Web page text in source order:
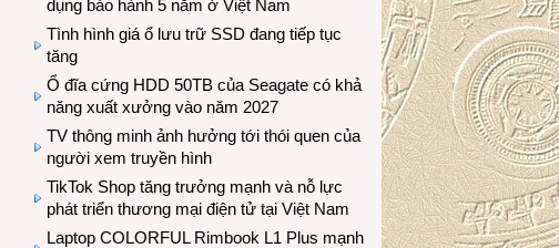
dụng bảo hành 5 năm ở Việt Nam
Tình hình giá ổ lưu trữ SSD đang tiếp tục
tăng
Ổ đĩa cứng HDD 50TB của Seagate có khả
năng xuất xưởng vào năm 2027
TV thông minh ảnh hưởng tới thói quen của
người xem truyền hình
TikTok Shop tăng trưởng mạnh và nỗ lực
phát triển thương mại điện tử tại Việt Nam
Laptop COLORFUL Rimbook L1 Plus mạnh